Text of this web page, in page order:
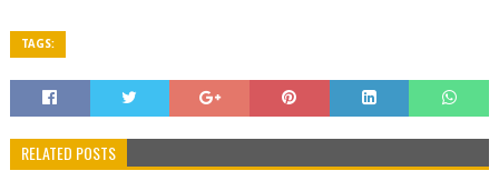
TAGS:
RELATED POSTS